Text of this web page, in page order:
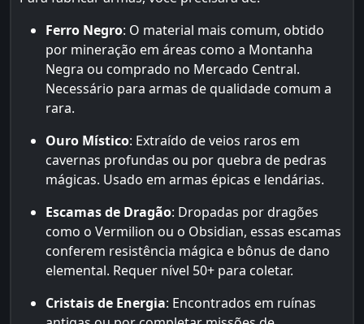
Ferro Negro: O material mais comum, obtido
por mineração em áreas como a Montanha
Negra ou comprado no Mercado Central.
Necessário para armas de qualidade comum a
rara.
Ouro Místico: Extraído de veios raros em
cavernas profundas ou por quebra de pedras
mágicas. Usado em armas épicas e lendárias.
Escamas de Dragão: Dropadas por dragões
como o Vermilion ou o Obsidian, essas escamas
conferem resistência mágica e bônus de dano
elemental. Requer nível 50+ para coletar.
Cristais de Energia: Encontrados em ruínas